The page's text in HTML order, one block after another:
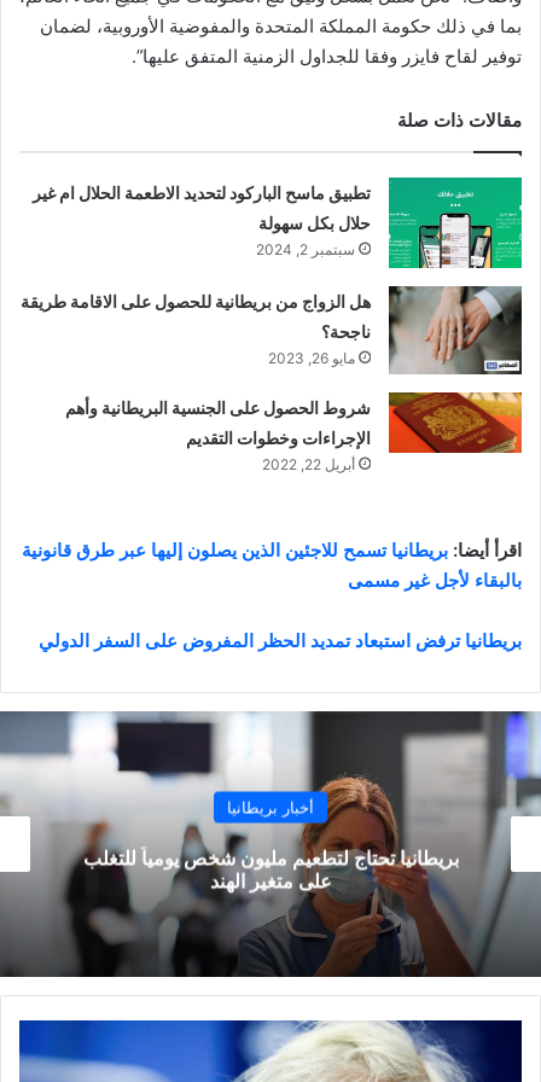
بما في ذلك حكومة المملكة المتحدة والمفوضية الأوروبية، لضمان
توفير لقاح فايزر وفقا للجداول الزمنية المتفق عليها”.
مقالات ذات صلة
تطبيق ماسح الباركود لتحديد الاطعمة الحلال ام غير
حلال بكل سهولة
سبتمبر 2, 2024
هل الزواج من بريطانية للحصول على الاقامة طريقة
ناجحة؟
مايو 26, 2023
شروط الحصول على الجنسية البريطانية وأهم
الإجراءات وخطوات التقديم
أبريل 22, 2022
اقرأ أيضا: بريطانيا تسمح للاجئين الذين يصلون إليها عبر طرق قانونية
بالبقاء لأجل غير مسمى
بريطانيا ترفض استبعاد تمديد الحظر المفروض على السفر الدولي
أخبار بريطانيا
بريطانيا تحتاج لتطعيم مليون شخص يومياً للتغلب
على متغير الهند